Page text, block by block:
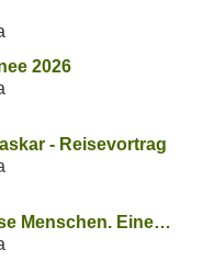
2026
- Reisevortrag
Menschen. Eine…